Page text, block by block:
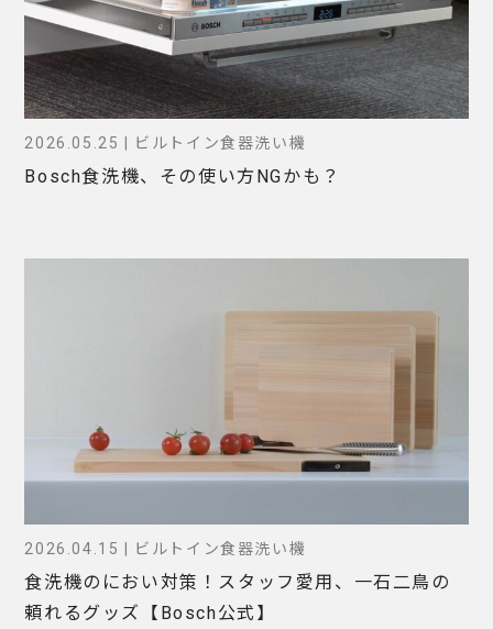
2026.05.25 | ビルトイン食器洗い機
Bosch食洗機、その使い方NGかも？
2026.04.15 | ビルトイン食器洗い機
食洗機のにおい対策！スタッフ愛用、一石二鳥の
頼れるグッズ【Bosch公式】